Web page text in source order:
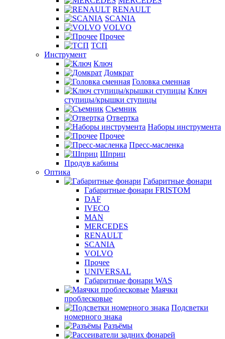
RENAULT
SCANIA
VOLVO
Прочее
ТСП
Инструмент
Ключ
Домкрат
Головка сменная
Ключ
ступицы/крышки ступицы
Съемник
Отвертка
Наборы инструмента
Прочее
Пресс-масленка
Шприц
Продув кабины
Оптика
Габаритные фонари
Габаритные фонари FRISTOM
DAF
IVECO
MAN
MERCEDES
RENAULT
SCANIA
VOLVO
Прочее
UNIVERSAL
Габаритные фонари WAS
Маячки
проблесковые
Подсветки
номерного знака
Разъёмы